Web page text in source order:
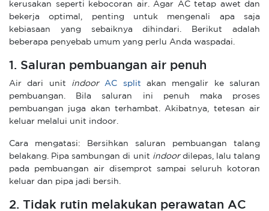
kerusakan seperti kebocoran air. Agar AC tetap awet dan
bekerja optimal, penting untuk mengenali apa saja
kebiasaan yang sebaiknya dihindari. Berikut adalah
beberapa penyebab umum yang perlu Anda waspadai.
1. Saluran pembuangan air penuh
Air dari unit indoor AC split akan mengalir ke saluran
pembuangan. Bila saluran ini penuh maka proses
pembuangan juga akan terhambat. Akibatnya, tetesan air
keluar melalui unit indoor.
Cara mengatasi: Bersihkan saluran pembuangan talang
belakang. Pipa sambungan di unit indoor dilepas, lalu talang
pada pembuangan air disemprot sampai seluruh kotoran
keluar dan pipa jadi bersih.
2. Tidak rutin melakukan perawatan AC